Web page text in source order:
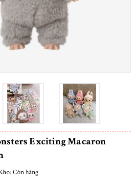
Exciting Macaron
Còn hàng